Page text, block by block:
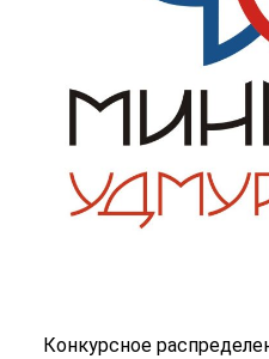
Конкурсное